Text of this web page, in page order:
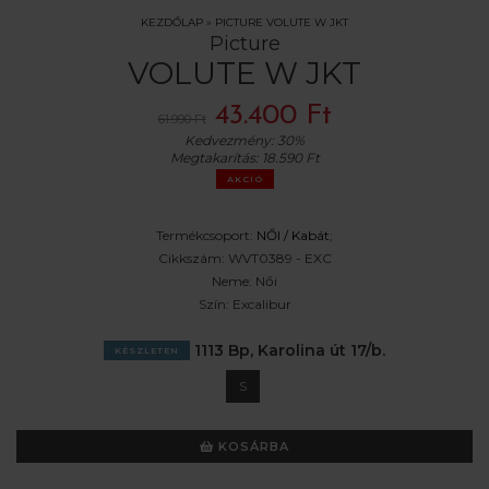
KEZDŐLAP » PICTURE VOLUTE W JKT
Picture
VOLUTE W JKT
61.990 Ft 43.400 Ft
Kedvezmény: 30%
Megtakarítás: 18.590 Ft
AKCIÓ
Termékcsoport: NŐI / Kabát;
Cikkszám: WVT0389 - EXC
Neme: Női
Szín: Excalibur
KÉSZLETEN 1113 Bp, Karolina út 17/b.
S
KOSÁRBA